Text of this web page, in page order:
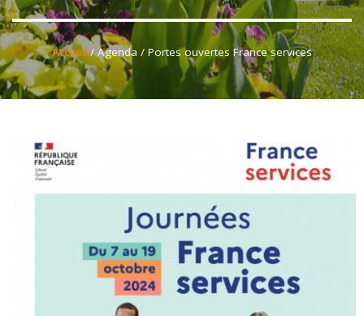
Accueil/Agenda / Portes ouvertes France services